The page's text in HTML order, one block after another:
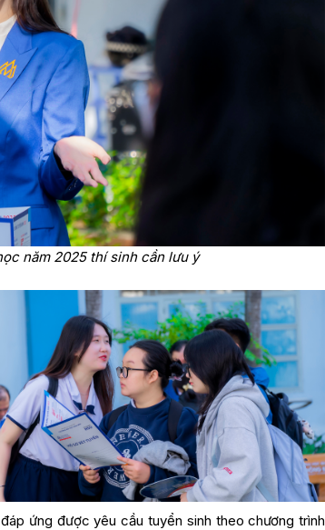
năm 2025 thí sinh cần lưu ý
ứng được yêu cầu tuyển sinh theo chương trình